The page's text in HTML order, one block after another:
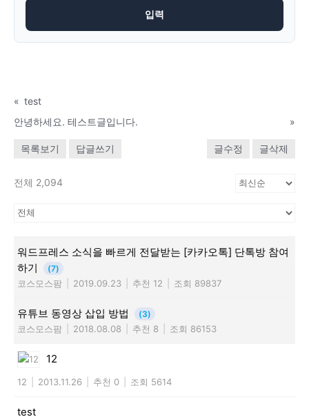
« test
안녕하세요. 테스트글입니다.
»
목록보기 답글쓰기 글수정 글삭제
전체 2,094
워드프레스 소식을 빠르게 전달받는 [카카오톡] 단톡방 참여
하기
(7)
코스모스팜 2019.09.23 추천 12 조회 89837
유튜브 동영상 삽입 방법 (3)
코스모스팜 2018.08.08 추천 8 조회 86153
12
12 2013.11.26 추천 0 조회 5614
test